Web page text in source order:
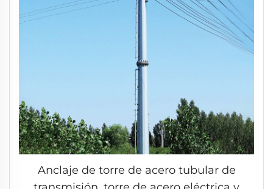
Anclaje de torre de acero tubular de